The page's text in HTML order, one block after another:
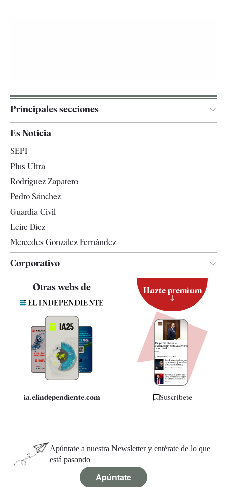
Principales secciones
España
Televisión
Es Noticia
SEPI
Plus Ultra
Rodríguez Zapatero
Pedro Sánchez
Guardia Civil
Leire Díez
Mercedes González Fernández
Corporativo
Contacto
Quiénes somos
Especificaciones
Otras webs de
ia.elindependiente.com
Hazte premium
Suscríbete
Apúntate a nuestra Newsletter y entérate de lo que
está pasando
Apúntate